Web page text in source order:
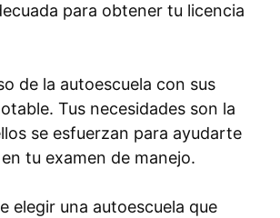
para obtener tu licencia
de la autoescuela con sus
Tus necesidades son la
se esfuerzan para ayudarte
tu examen de manejo.
elegir una autoescuela que